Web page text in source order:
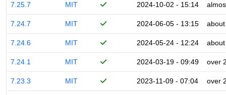
7.25.7 MIT 2024-10-02 - 15:14
7.24.7 MIT 2024-06-05 - 13:15
7.24.6 MIT 2024-05-24 - 12:24
7.24.1 MIT 2024-03-19 - 09:49 over
7.23.3 MIT 2023-11-09 - 07:04 over